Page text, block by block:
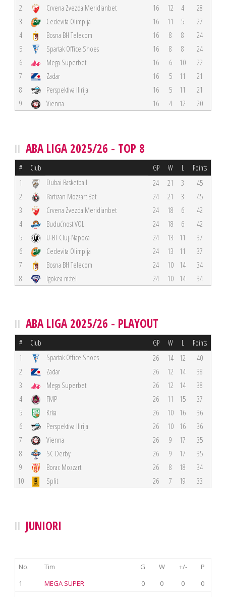
2
Crvena Zvezda Meridianbet 16 12 4
28
3
Cedevita Olimpija 16 11 5
27
4
Bosna BH Telecom 16 8 8
24
5
Spartak Office Shoes 16 8 8
24
6
Mega Superbet 16 6 10
22
7
Zadar 16 5 11
21
8
Perspektiva Ilirija 16 5 11
21
9
Vienna 16 4 12 20
ABA LIGA 2025/26 - TOP 8
# Club GP W L Points
1 Dubai Basketball 24 21 3
45
2
Partizan Mozzart Bet 24 21 3
45
3
Crvena Zvezda Meridianbet 24 18 6
42
4
Budućnost VOLI 24 18 6
42
5
U-BT Cluj-Napoca 24 13 11
37
6
Cedevita Olimpija 24 13 11
37
7
Bosna BH Telecom 24 10 14
34
8
Igokea m:tel 24 10 14 34
ABA LIGA 2025/26 - PLAYOUT
# Club GP W L Points
1 Spartak Office Shoes 26 14 12
40
2
Zadar 26 12 14
38
3
Mega Superbet 26 12 14
38
4
FMP 26 11 15
37
5
Krka 26 10 16
36
6
Perspektiva Ilirija 26 10 16
36
7
Vienna 26 9 17
35
8
SC Derby 26 9 17
35
9
Borac Mozzart 26 8 18
34
10
Split 26 7 19 33
JUNIORI
No. Tim G W +/-
P
1
MEGA SUPER 0 0 0
0